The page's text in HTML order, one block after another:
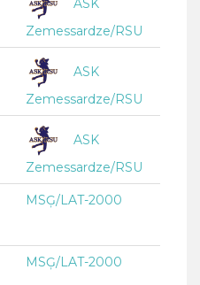
ASK
Zemessardze/RSU
ASK
Zemessardze/RSU
ASK
Zemessardze/RSU
MSĢ/LAT-2000
MSĢ/LAT-2000